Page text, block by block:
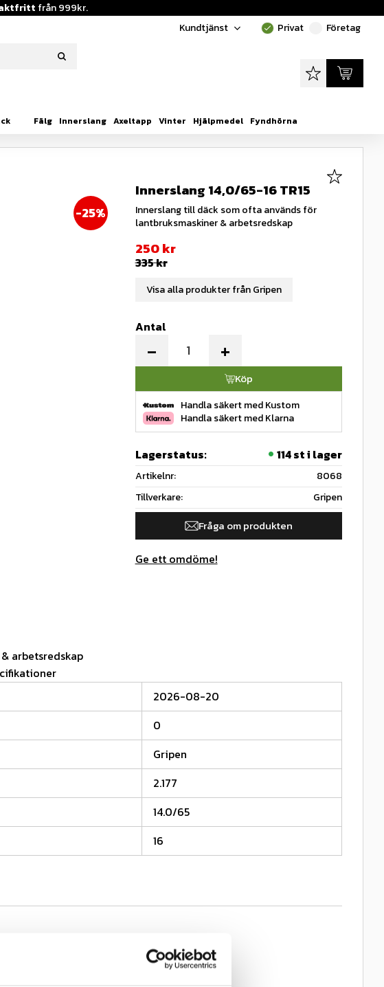
från 999kr.
Kundtjänst done Privat Företag
Favoriter
Kundvagn
Fälg Innerslang Axeltapp Vinter Hjälpmedel Fyndhörna
25%
Innerslang 14,0/65-16 TR15
Innerslang till däck som ofta används för
lantbruksmaskiner & arbetsredskap
Nedsatt pris:
250kr
Ordinarie pris:
335kr
Antal
+
-
Köp
Handla säkert med Kustom
Handla säkert med Klarna
Lägg till
Lagerstatus 114 st i lager
Artikelnr
8068
Tillverkare
Gripen
Fråga om produkten
Visa alla produkter från Gripen
Ge ett omdöme!
arbetsredskap
2026-08-20
0
Gripen
2.177
14.0/65
16